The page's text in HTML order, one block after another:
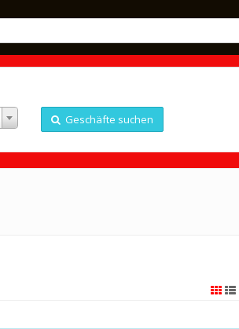
Geschäfte suchen